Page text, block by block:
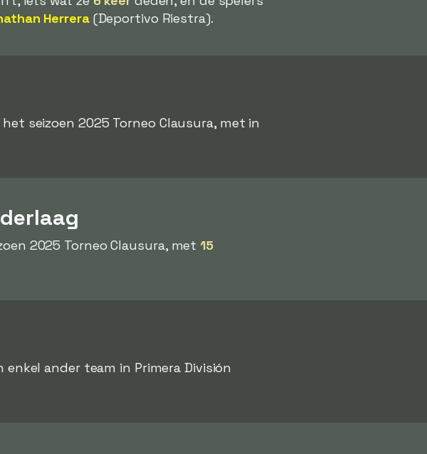
Herrera(Deportivo Riestra).
seizoen 2025 Torneo Clausura, met in
2025 Torneo Clausura, met15
enkel ander team in Primera División